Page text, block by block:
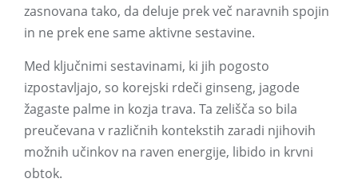
zasnovana tako, da deluje prek več naravnih spojin
in ne prek ene same aktivne sestavine.
Med ključnimi sestavinami, ki jih pogosto
izpostavljajo, so korejski rdeči ginseng, jagode
žagaste palme in kozja trava. Ta zelišča so bila
preučevana v različnih kontekstih zaradi njihovih
možnih učinkov na raven energije, libido in krvni
obtok.